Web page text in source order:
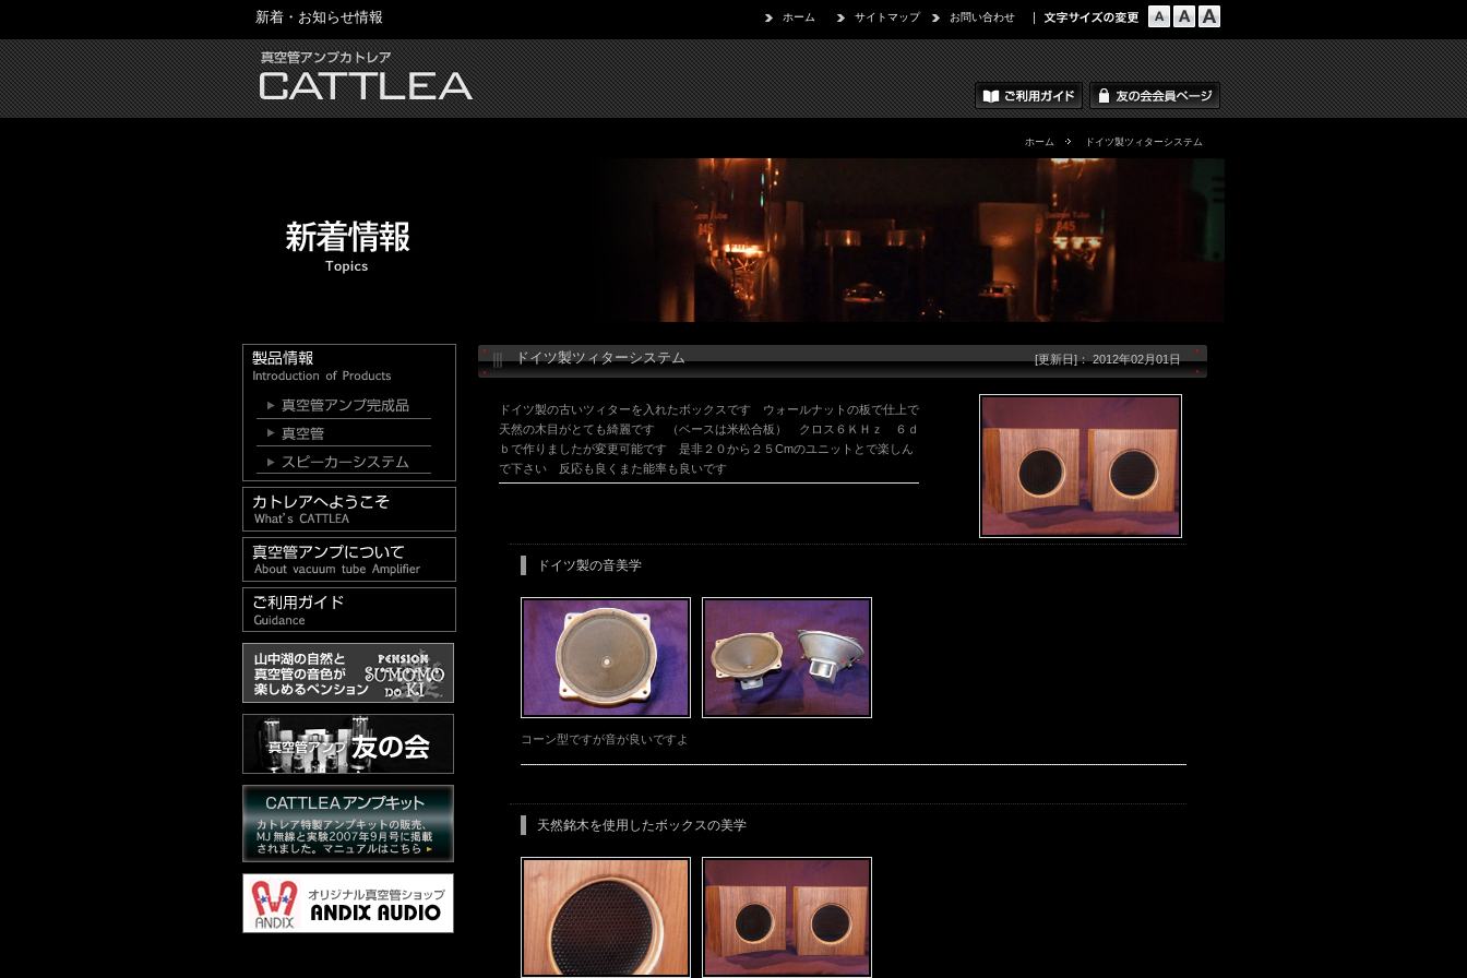
新着・お知らせ情報 ホーム サイトマップ お問い合わせ
ホーム ドイツ製ツィターシステム
[更新日]： 2012年02月01日
ドイツ製ツィターシステム
ドイツ製の古いツィターを入れたボックスです ウォールナットの板で仕上で
天然の木目がとても綺麗です （ベースは米松合板） クロス６ＫＨｚ ６ｄ
ｂで作りましたが変更可能です 是非２０から２５Cmのユニットとで楽しん
で下さい 反応も良くまた能率も良いです
ドイツ製の音美学
コーン型ですが音が良いですよ
天然銘木を使用したボックスの美学